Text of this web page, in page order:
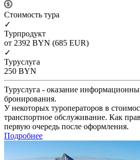
Cтоимость тура
✓
Турпродукт
от 2392 BYN (685 EUR)
✓
Туруслуга
250 BYN
Туруслуга - оказание
бронирования.
У некоторых туроператоров в
транспортное обслуживание. Как
первую очередь после оформления.
Подробнее